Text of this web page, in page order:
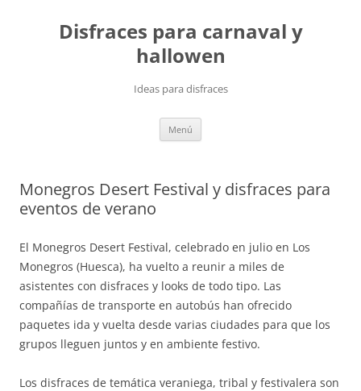
contenidoDisfraces para carnaval y
hallowen
Ideas para disfraces
Menú
Monegros Desert Festival y disfraces para
eventos de verano
El Monegros Desert Festival, celebrado en julio en Los
Monegros (Huesca), ha vuelto a reunir a miles de
asistentes con disfraces y looks de todo tipo. Las
compañías de transporte en autobús han ofrecido
paquetes ida y vuelta desde varias ciudades para que los
grupos lleguen juntos y en ambiente festivo.
Los disfraces de temática veraniega, tribal y festivalera son